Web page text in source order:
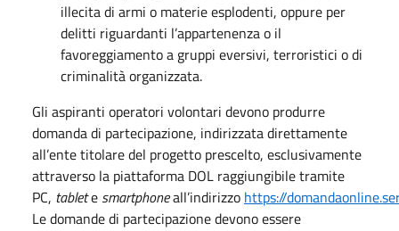
illecita di armi o materie esplodenti, oppure per
delitti riguardanti l’appartenenza o il
favoreggiamento a gruppi eversivi, terroristici o di
criminalità organizzata.
Gli aspiranti operatori volontari devono produrre
domanda di partecipazione, indirizzata direttamente
all’ente titolare del progetto prescelto, esclusivamente
attraverso la piattaforma DOL raggiungibile tramite
PC, tablete smartphoneall’indirizzo https://
Le domande di partecipazione devono essere